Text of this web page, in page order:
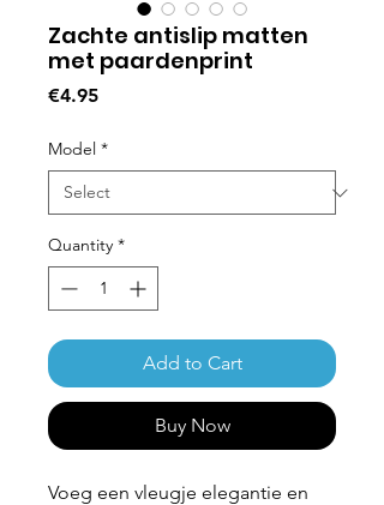
Zachte antislip matten
met paardenprint
€4.95Price
Model *
Quantity *
Add to Cart
Buy Now
Voeg een vleugje elegantie en